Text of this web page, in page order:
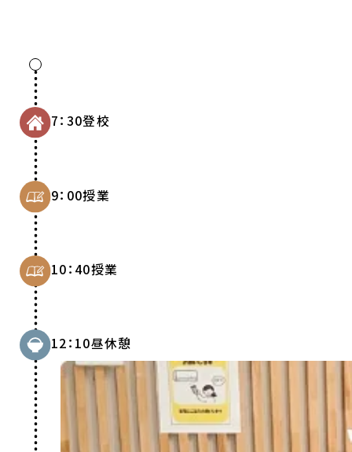
7：30登校
9：00授業
10：40授業
12：10昼休憩